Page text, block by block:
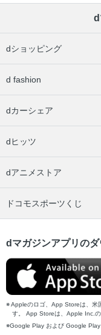
d
dショッピング
d fashion
dカーシェア
dヒッツ
dアニメストア
ドコモスポーツくじ
dマガジンアプリの
Appleのロゴ、App Storeは、米
す。 App Storeは、Apple Inc.の
Google Play および Google Play